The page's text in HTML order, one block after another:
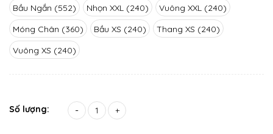
Bầu Ngắn (552)
Nhọn XXL (240)
Vuông XXL (240)
Móng Chân (360)
Bầu XS (240)
Thang XS (240)
Vuông XS (240)
Số lượng: - +